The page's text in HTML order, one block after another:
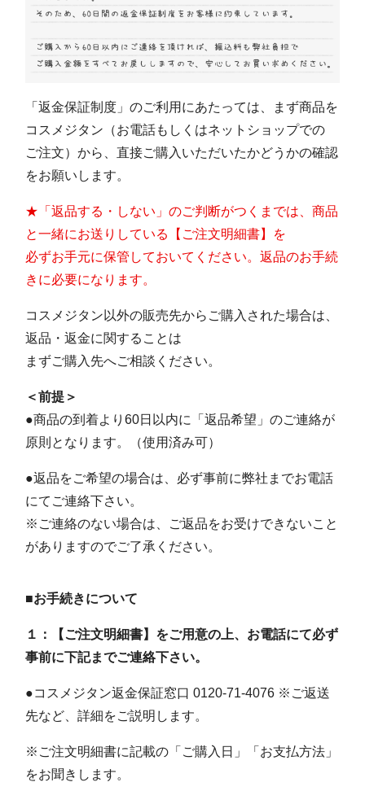
「返金保証制度」のご利用にあたっては、まず商品を
コスメジタン（お電話もしくはネットショップでの
ご注文）から、直接ご購入いただいたかどうかの確認
をお願いします。
★「返品する・しない」のご判断がつくまでは、商品
と一緒にお送りしている【ご注文明細書】を
必ずお手元に保管しておいてください。返品のお手続
きに必要になります。
コスメジタン以外の販売先からご購入された場合は、
返品・返金に関することは
まずご購入先へご相談ください。
＜前提＞
●商品の到着より60日以内に「返品希望」のご連絡が
原則となります。（使用済み可）
●返品をご希望の場合は、必ず事前に弊社までお電話
にてご連絡下さい。
※ご連絡のない場合は、ご返品をお受けできないこと
がありますのでご了承ください。
■お手続きについて
１：【ご注文明細書】をご用意の上、お電話にて必ず
事前に下記までご連絡下さい。
●コスメジタン返金保証窓口 0120-71-4076 ※ご返送
先など、詳細をご説明します。
※ご注文明細書に記載の「ご購入日」「お支払方法」
をお聞きします。